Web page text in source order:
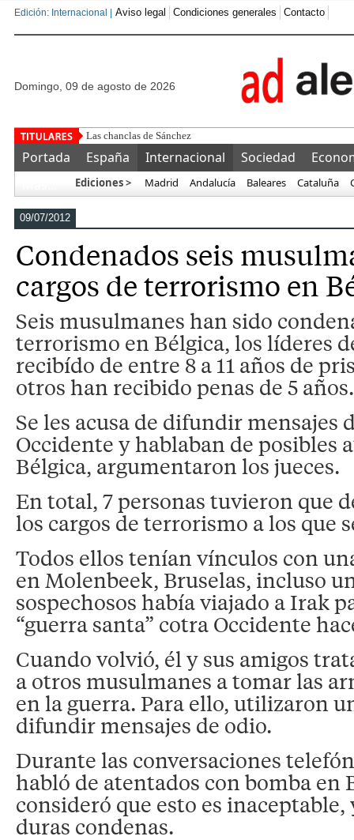
Edición: Internacional | Aviso legal Condiciones generales Contacto
domingo, 09 de agosto de 2026
Las chanclas de Sánchez
Portada España Internacional Sociedad
Ediciones > Madrid Andalucía Baleares Cataluña
09/07/2012
Condenados seis
cargos de terrorismo en
Seis musulmanes han sido
terrorismo en Bélgica, los líderes
recibído de entre 8 a 11 años de
otros han recibido penas de 5 años.
Se les acusa de difundir mensajes
Occidente y hablaban de posibles
Bélgica, argumentaron los jueces.
En total, 7 personas tuvieron que
los cargos de terrorismo a los que
Todos ellos tenían vínculos con
en Molenbeek, Bruselas, incluso
sospechosos había viajado a Irak
“guerra santa” cotra Occidente
Cuando volvió, él y sus amigos
a otros musulmanes a tomar las
en la guerra. Para ello, utilizaron
difundir mensajes de odio.
Durante las conversaciones
habló de atentados con bomba en
consideró que esto es
duras condenas.